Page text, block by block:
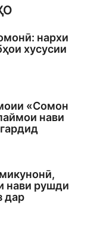
нархи
хусусии
«Сомон
нави
нави рушди
дар